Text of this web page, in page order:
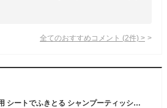
全てのおすすめコメント (2件) >
ペティオ 犬猫用 顔まわり用 シートでふきとる シャンプーティッシュ 30枚【ペット用品/犬用品/猫用品/ケア用品】